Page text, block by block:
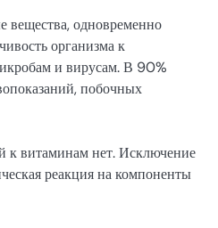
одновременно
организма к
и вирусам. В 90%
побочных
витаминам нет. Исключение
реакция на компоненты